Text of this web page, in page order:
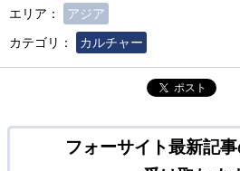
エリア：
アジア
カテゴリ：
カルチャー
ポスト
フォーサイト最新記